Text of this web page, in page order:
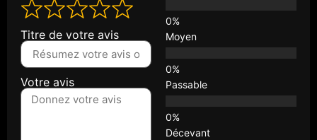
Titre de votre avis
Votre avis
Moyen
Passable
Décevant